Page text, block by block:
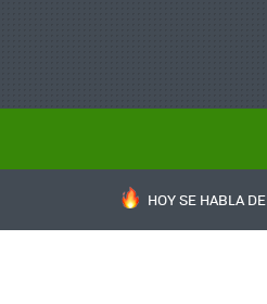
HOY SE HABLA DE